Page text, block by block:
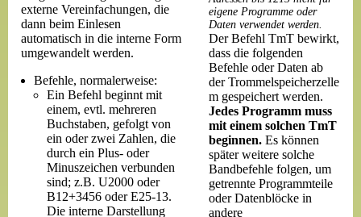
externe Vereinfachungen, die
dann beim Einlesen
automatisch in die interne Form
umgewandelt werden.
Befehle, normalerweise:
Ein Befehl beginnt mit
einem, evtl. mehreren
Buchstaben, gefolgt von
ein oder zwei Zahlen, die
durch ein Plus- oder
Minuszeichen verbunden
sind; z.B. U2000 oder
B12+3456 oder E25-13.
Die interne Darstellung
eigene Programme oder
Daten verwendet werden.
Der Befehl TmT bewirkt,
dass die folgenden
Befehle oder Daten ab
der Trommelspeicherzelle
m gespeichert werden.
Jedes Programm muss
mit einem solchen TmT
beginnen. Es können
später weitere solche
Bandbefehle folgen, um
getrennte Programmteile
oder Datenblöcke in
andere